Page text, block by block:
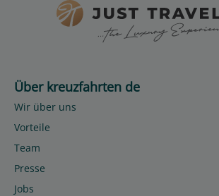
Über kreuzfahrten de
Wir über uns
Vorteile
Team
Presse
Jobs